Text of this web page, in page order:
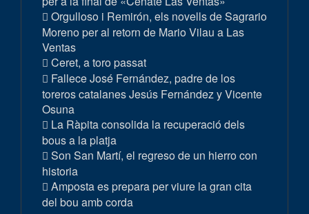
Orgulloso i Remirón, els novells de Sagrario
Moreno per al retorn de Mario Vilau a Las
Ventas
Ceret, a toro passat
Fallece José Fernández, padre de los
toreros catalanes Jesús Fernández y Vicente
Osuna
La Ràpita consolida la recuperació dels
bous a la platja
Son San Martí, el regreso de un hierro con
historia
Amposta es prepara per viure la gran cita
del bou amb corda